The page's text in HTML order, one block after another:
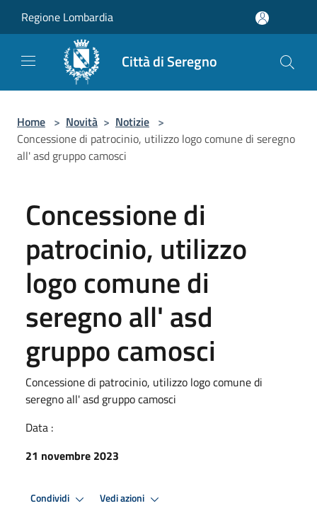
Regione Lombardia
Città di Seregno
Home > Novità > Notizie >
Concessione di patrocinio, utilizzo logo comune di seregno
all' asd gruppo camosci
Concessione di
patrocinio, utilizzo
logo comune di
seregno all' asd
gruppo camosci
Concessione di patrocinio, utilizzo logo comune di
seregno all' asd gruppo camosci
Data :
21 novembre 2023
Condividi Vedi azioni